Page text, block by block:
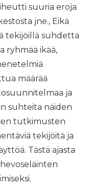
suuria eroja
jne., Eikä
tekijöillä suhdetta
ryhmää ikää,
määrää
ja
suhteita näiden
tutkimusten
tekijöitä ja
Tästä ajasta